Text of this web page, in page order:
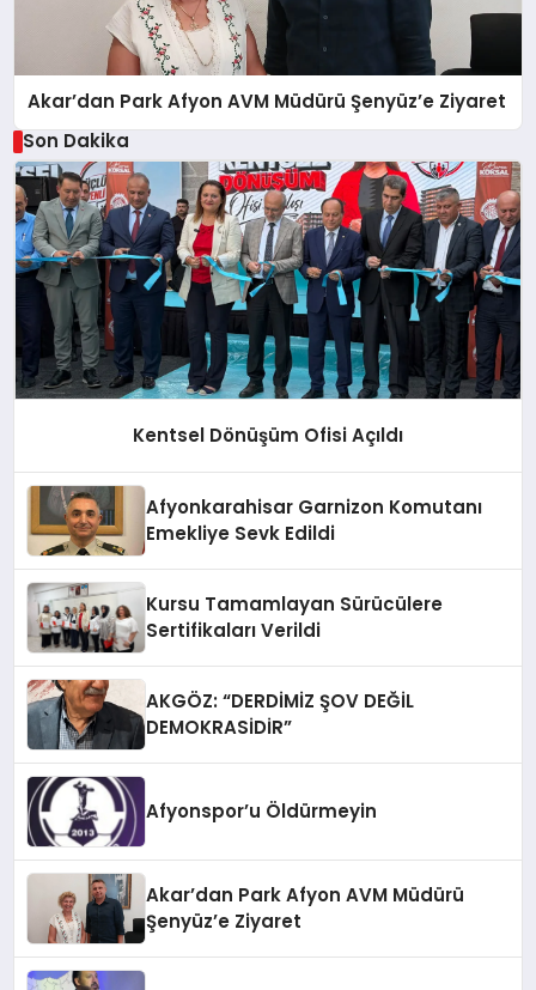
Akar’dan Park Afyon AVM Müdürü Şenyüz’e Ziyaret
Son Dakika
Kentsel Dönüşüm Ofisi Açıldı
Afyonkarahisar Garnizon Komutanı
Emekliye Sevk Edildi
Kursu Tamamlayan Sürücülere
Sertifikaları Verildi
AKGÖZ: “DERDİMİZ ŞOV DEĞİL
DEMOKRASİDİR”
Afyonspor’u Öldürmeyin
Akar’dan Park Afyon AVM Müdürü
Şenyüz’e Ziyaret